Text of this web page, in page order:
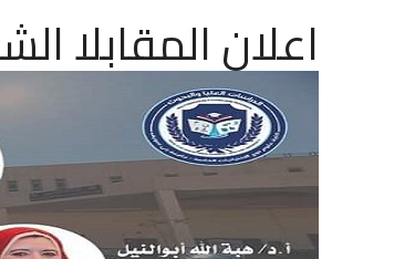
اعلان المقابلا